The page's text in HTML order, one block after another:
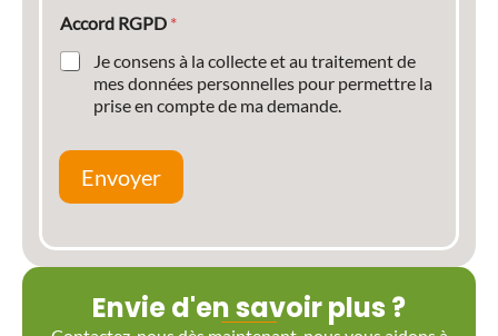
Accord RGPD *
Je consens à la collecte et au traitement de
mes données personnelles pour permettre la
prise en compte de ma demande.
Envoyer
Envie d'en savoir plus ?